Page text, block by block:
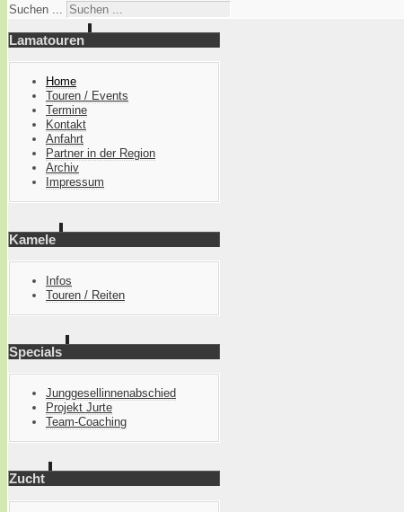
Suchen ...
Lamatouren
Home
Touren / Events
Termine
Kontakt
Anfahrt
Partner in der Region
Archiv
Impressum
Kamele
Infos
Touren / Reiten
Specials
Junggesellinnenabschied
Projekt Jurte
Team-Coaching
Zucht